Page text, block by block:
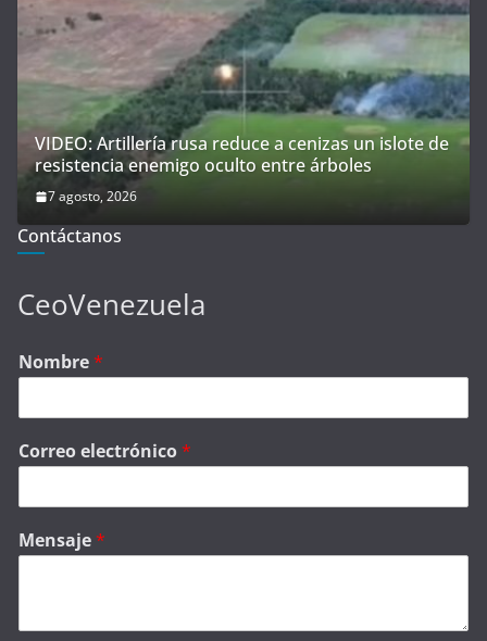
VIDEO: Artillería rusa reduce a cenizas un islote de
resistencia enemigo oculto entre árboles
7 agosto, 2026
Contáctanos
CeoVenezuela
Nombre*
Correo electrónico*
Mensaje*